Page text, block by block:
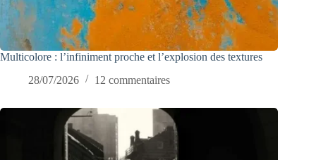
Multicolore : l’infiniment proche et l’explosion des textures
28/07/2026
12 commentaires